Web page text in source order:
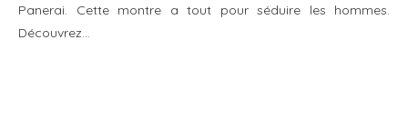
Panerai. Cette montre a tout pour séduire les hommes.
Découvrez…